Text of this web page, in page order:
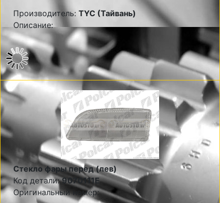
Производитель: TYC (Тайвань)
Описание:
Стекло фары перед (лев)
Код детали:9070111E
Оригинальный номер: